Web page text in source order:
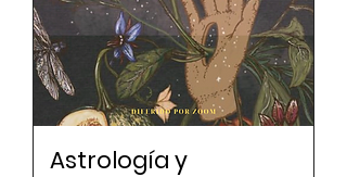
Astrología y